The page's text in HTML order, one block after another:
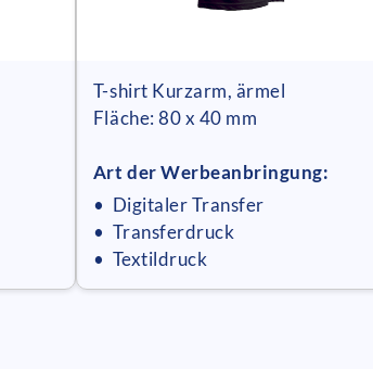
T-shirt Kurzarm, ärmel
Fläche: 80 x 40 mm
Art der Werbeanbringung:
• Digitaler Transfer
• Transferdruck
• Textildruck